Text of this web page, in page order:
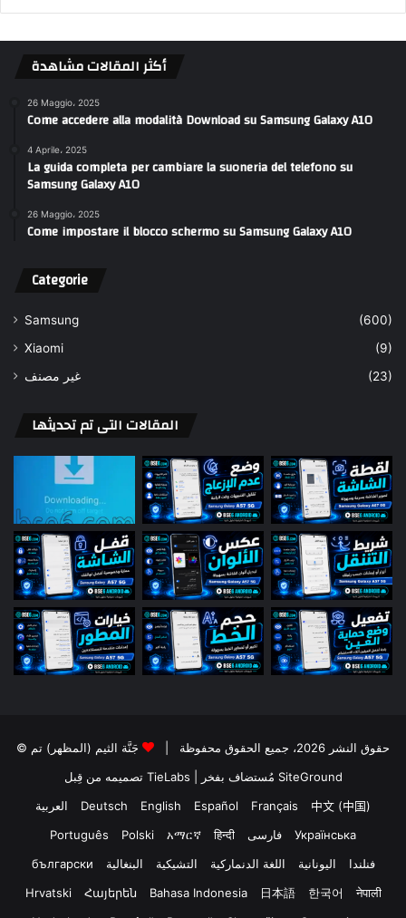
أكثر المقالات مشاهدة
26 Maggio، 2025
Come accedere alla modalità Download su Samsung Galaxy A10
4 Aprile، 2025
La guida completa per cambiare la suoneria del telefono su
Samsung Galaxy A10
26 Maggio، 2025
Come impostare il blocco schermo su Samsung Galaxy A10
Categorie
Samsung
(600)
Xiaomi
(9)
غير مصنف
(23)
المقالات التى تم تحديثها
© حقوق النشر 2026، جميع الحقوق محفوظة |
جَنَّة الثيم (المظهر) تم
تصميمه من قِبل TieLabs
SiteGround
العربية
Deutsch English Español Français
中文 (中国)
Português
Polski አማርኛ हिन्दी فارسی
Українська
български
البنغالية التشيكية اللغة الدنماركية اليونانية
فنلندا
Hrvatski
Հայերեն Bahasa Indonesia 日本語 한국어
नेपाली